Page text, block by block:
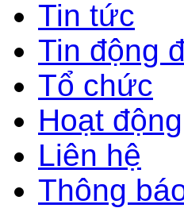
Tin tức
Tin động
Tổ chức
Hoạt động
Liên hệ
Thông